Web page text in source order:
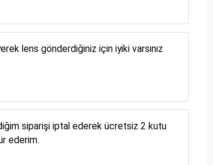
lens gönderdiğiniz için iyiki varsınız
siparişi iptal ederek ücretsiz 2 kutu
ederim.